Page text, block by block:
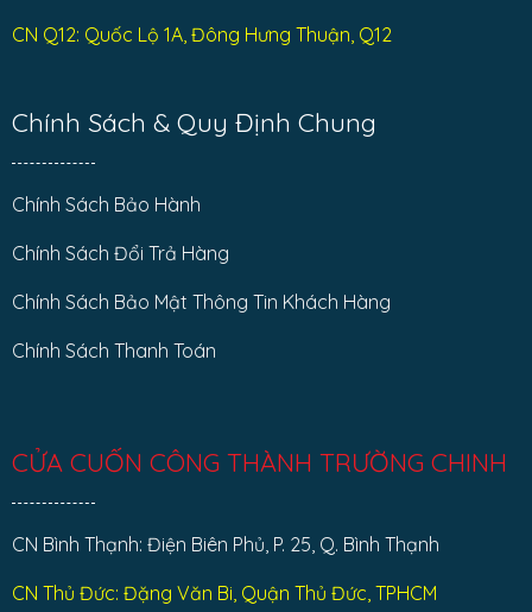
CN Q12: Quốc Lộ 1A, Đông Hưng Thuận, Q12
Chính Sách & Quy Định Chung
Chính Sách Bảo Hành
Chính Sách Đổi Trả Hàng
Chính Sách Bảo Mật Thông Tin Khách Hàng
Chính Sách Thanh Toán
CỬA CUỐN CÔNG THÀNH TRƯỜNG CHINH
CN Bình Thạnh: Điện Biên Phủ, P. 25, Q. Bình Thạnh
CN Thủ Đức: Đặng Văn Bi, Quận Thủ Đức, TPHCM